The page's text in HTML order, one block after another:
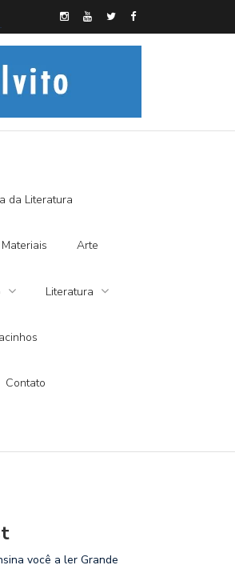
SIM SENHOR
da Literatura
Arte
Literatura
Contato
você a ler Grande